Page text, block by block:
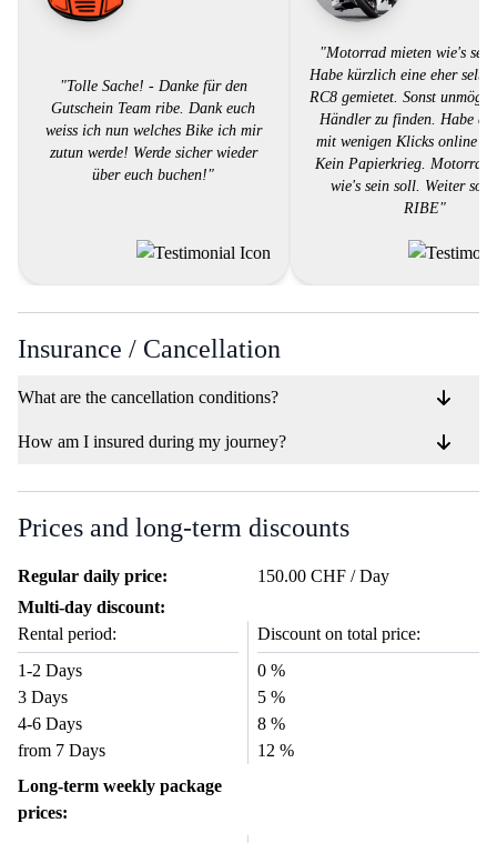
"Tolle Sache! - Danke für den
Gutschein Team ribe. Dank euch
weiss ich nun welches Bike ich mir
zutun werde! Werde sicher wieder
über euch buchen!"
"Motorrad mieten wie's
Habe kürzlich eine eher
RC8 gemietet. Sonst
Händler zu finden. Habe
mit wenigen Klicks online
Kein Papierkrieg. Motorrad
wie's sein soll. Weiter so
RIBE"
Insurance / Cancellation
What are the cancellation conditions?
How am I insured during my journey?
Prices and long-term discounts
Regular daily price:
150.00 CHF / Day
Multi-day discount:
Rental period:
Discount on total price:
1-2 Days
0 %
3 Days
5 %
4-6 Days
8 %
from 7 Days
12 %
Long-term weekly package
prices: